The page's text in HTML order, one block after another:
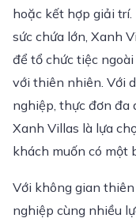
hoặc kết hợp giải
sức chứa lớn, Xanh
để tổ chức tiệc
với thiên nhiên. Với
nghiệp, thực đơn đa
Xanh Villas là lựa
khách muốn có một
Với không gian
nghiệp cùng nhiều